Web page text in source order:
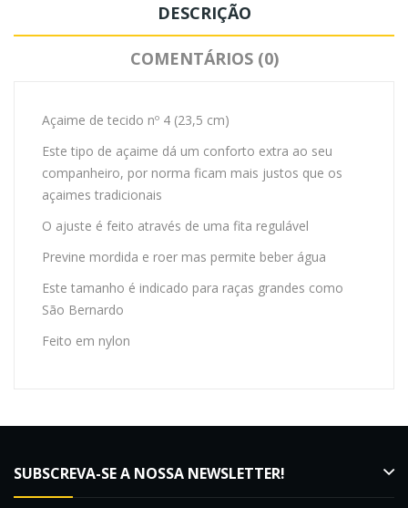
DESCRIÇÃO
COMENTÁRIOS (0)
Açaime de tecido nº 4 (23,5 cm)
Este tipo de açaime dá um conforto extra ao seu
companheiro, por norma ficam mais justos que os
açaimes tradicionais
O ajuste é feito através de uma fita regulável
Previne mordida e roer mas permite beber água
Este tamanho é indicado para raças grandes como
São Bernardo
Feito em nylon
SUBSCREVA-SE A NOSSA NEWSLETTER!